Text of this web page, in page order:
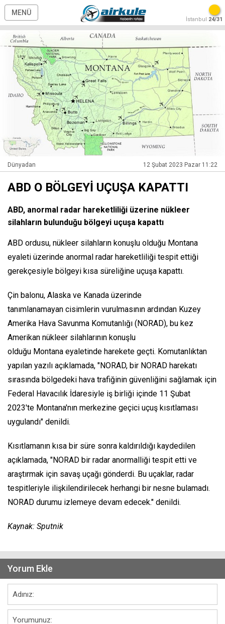
MENÜ
İstanbul 24/31
Dünyadan 12 Şubat 2023 Pazar 11:22
ABD O BÖLGEYİ UÇUŞA KAPATTI
ABD, anormal radar hareketliliği üzerine nükleer
silahların bulunduğu bölgeyi uçuşa kapattı
ABD ordusu, nükleer silahların konuşlu olduğu Montana
eyaleti üzerinde anormal radar hareketliliği tespit ettiği
gerekçesiyle bölgeyi kısa süreliğine uçuşa kapattı.
Çin balonu, Alaska ve Kanada üzerinde
tanımlanamayan cisimlerin vurulmasının ardından Kuzey
Amerika Hava Savunma Komutanlığı (NORAD), bu kez
Amerikan nükleer silahlarının konuşlu
olduğu Montana eyaletinde harekete geçti. Komutanlıktan
yapılan yazılı açıklamada, "NORAD, bir NORAD harekatı
sırasında bölgedeki hava trafiğinin güvenliğini sağlamak için
Federal Havacılık İdaresiyle iş birliği içinde 11 Şubat
2023'te Montana'nın merkezine geçici uçuş kısıtlaması
uygulandı" denildi.
Kısıtlamanın kısa bir süre sonra kaldırıldığı kaydedilen
açıklamada, "NORAD bir radar anormalliği tespit etti ve
araştırmak için savaş uçağı gönderdi. Bu uçaklar, radar
tespitleriyle ilişkilendirilecek herhangi bir nesne bulamadı.
NORAD durumu izlemeye devam edecek." denildi.
Kaynak: Sputnik
Yorum Ekle